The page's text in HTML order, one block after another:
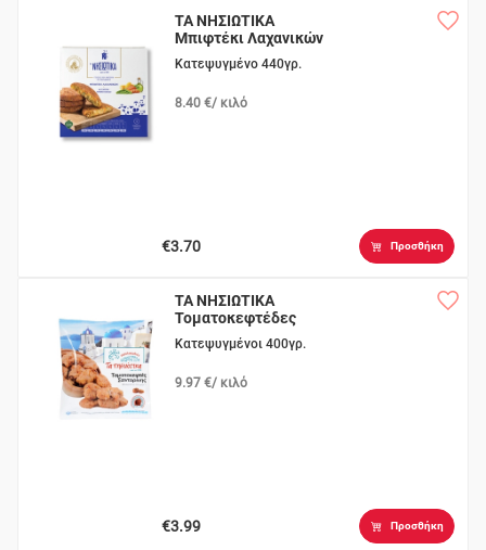
ΤΑ ΝΗΣΙΩΤΙΚΑ
Μπιφτέκι Λαχανικών
Κατεψυγμένο 440γρ.
8.40 €/ κιλό
€3.70 Προσθήκη
ΤΑ ΝΗΣΙΩΤΙΚΑ
Τοματοκεφτέδες
Σαντορίνης
Κατεψυγμένοι 400γρ.
9.97 €/ κιλό
€3.99 Προσθήκη